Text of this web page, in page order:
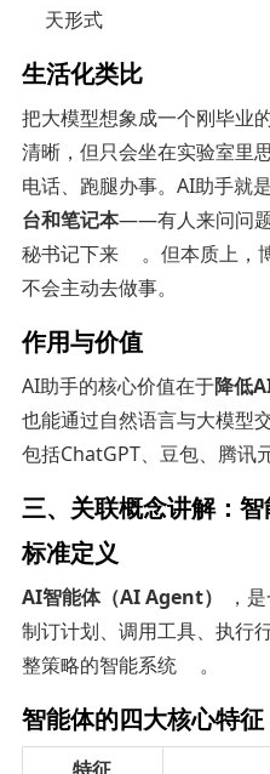
天形式
生活化类比
把大模型想象成一个刚毕
清晰，但只会坐在实验室里
电话、跑腿办事。AI助手就
台和笔记本——有人来问问题
秘书记下来
。但本质上，
不会主动去做事。
作用与价值
AI助手的核心价值在于降低
也能通过自然语言与大模型
包括ChatGPT、豆包、腾讯
三、关联概念讲解：智
标准定义
AI智能体（AI Agent）
，
制订计划、调用工具、执行
整策略的智能系统
。
智能体的四大核心特征